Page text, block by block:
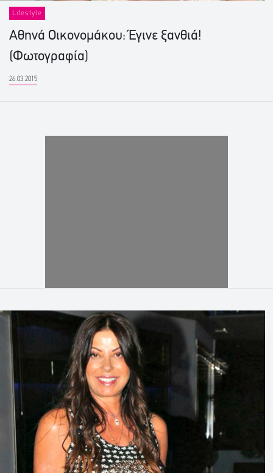
Lifestyle
Αθηνά Οικονομάκου: Έγινε ξανθιά!
(Φωτογραφία)
26.03.2015